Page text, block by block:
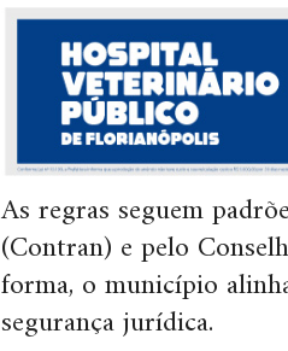
As regras seguem
(Contran) e pelo
forma, o município
segurança jurídica.